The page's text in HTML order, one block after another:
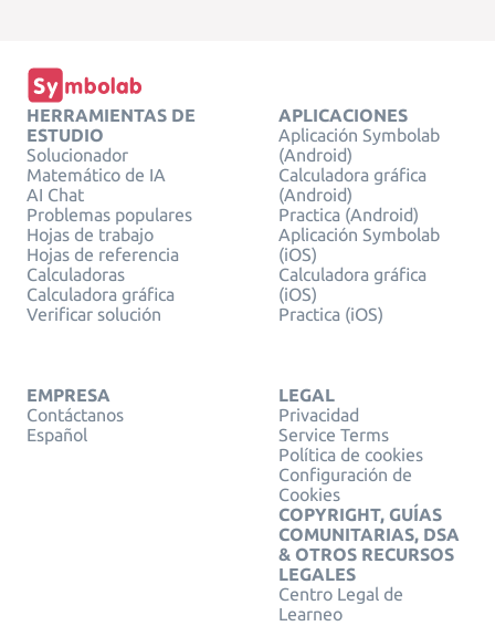
HERRAMIENTAS DE
ESTUDIO
Solucionador
Matemático de IA
AI Chat
Problemas populares
Hojas de trabajo
Hojas de referencia
Calculadoras
Calculadora gráfica
Verificar solución
APLICACIONES
Aplicación Symbolab
(Android)
Calculadora gráfica
(Android)
Practica (Android)
Aplicación Symbolab
(iOS)
Calculadora gráfica
(iOS)
Practica (iOS)
EMPRESA
Contáctanos
Español
LEGAL
Privacidad
Service Terms
Política de cookies
Configuración de
Cookies
COPYRIGHT, GUÍAS
COMUNITARIAS, DSA
& OTROS RECURSOS
LEGALES
Centro Legal de
Learneo